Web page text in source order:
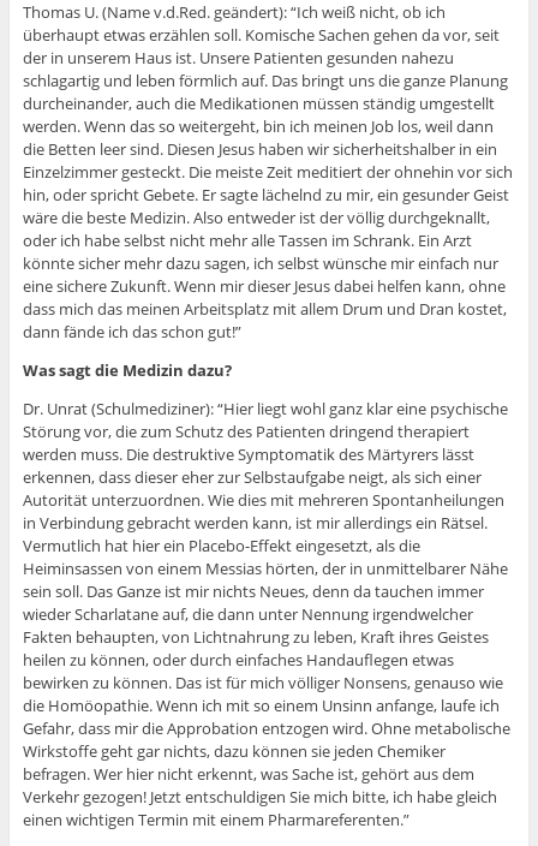
Thomas U. (Name v.d.Red. geändert): “Ich weiß nicht, ob ich
überhaupt etwas erzählen soll. Komische Sachen gehen da vor, seit
der in unserem Haus ist. Unsere Patienten gesunden nahezu
schlagartig und leben förmlich auf. Das bringt uns die ganze Planung
durcheinander, auch die Medikationen müssen ständig umgestellt
werden. Wenn das so weitergeht, bin ich meinen Job los, weil dann
die Betten leer sind. Diesen Jesus haben wir sicherheitshalber in ein
Einzelzimmer gesteckt. Die meiste Zeit meditiert der ohnehin vor sich
hin, oder spricht Gebete. Er sagte lächelnd zu mir, ein gesunder Geist
wäre die beste Medizin. Also entweder ist der völlig durchgeknallt,
oder ich habe selbst nicht mehr alle Tassen im Schrank. Ein Arzt
könnte sicher mehr dazu sagen, ich selbst wünsche mir einfach nur
eine sichere Zukunft. Wenn mir dieser Jesus dabei helfen kann, ohne
dass mich das meinen Arbeitsplatz mit allem Drum und Dran kostet,
dann fände ich das schon gut!”
Was sagt die Medizin dazu?
Dr. Unrat (Schulmediziner): “Hier liegt wohl ganz klar eine psychische
Störung vor, die zum Schutz des Patienten dringend therapiert
werden muss. Die destruktive Symptomatik des Märtyrers lässt
erkennen, dass dieser eher zur Selbstaufgabe neigt, als sich einer
Autorität unterzuordnen. Wie dies mit mehreren Spontanheilungen
in Verbindung gebracht werden kann, ist mir allerdings ein Rätsel.
Vermutlich hat hier ein Placebo-Effekt eingesetzt, als die
Heiminsassen von einem Messias hörten, der in unmittelbarer Nähe
sein soll. Das Ganze ist mir nichts Neues, denn da tauchen immer
wieder Scharlatane auf, die dann unter Nennung irgendwelcher
Fakten behaupten, von Lichtnahrung zu leben, Kraft ihres Geistes
heilen zu können, oder durch einfaches Handauflegen etwas
bewirken zu können. Das ist für mich völliger Nonsens, genauso wie
die Homöopathie. Wenn ich mit so einem Unsinn anfange, laufe ich
Gefahr, dass mir die Approbation entzogen wird. Ohne metabolische
Wirkstoffe geht gar nichts, dazu können sie jeden Chemiker
befragen. Wer hier nicht erkennt, was Sache ist, gehört aus dem
Verkehr gezogen! Jetzt entschuldigen Sie mich bitte, ich habe gleich
einen wichtigen Termin mit einem Pharmareferenten.”